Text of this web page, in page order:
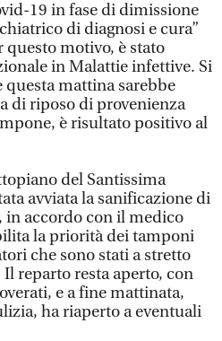
19 in fase di dimissione
di diagnosi e cura”
questo motivo, è stato
in Malattie infettive. Si
mattina sarebbe
di riposo di provenienza
è risultato positivo al
del Santissima
avviata la sanificazione di
accordo con il medico
la priorità dei tamponi
che sono stati a stretto
reparto resta aperto, con
e a fine mattinata,
ha riaperto a eventuali